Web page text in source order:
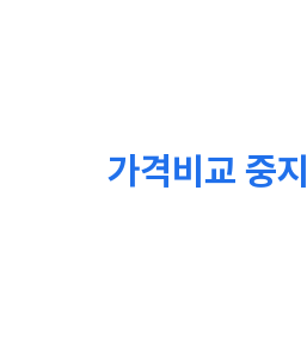
가격비교 중지